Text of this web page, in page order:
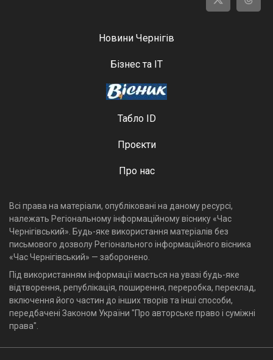
Новини Чернігів
Бізнес та ІТ
Табло ID
Проєкти
Про нас
Всі права на матеріали, опубліковані на даному ресурсі,
належать Регіональному інформаційному віснику «Час
Чернігівський». Будь-яке використання матеріалів без
письмового дозволу Регіонального інформаційного вісника
«Час Чернігівський» — заборонено.
Під використанням інформації мається на увазі будь-яке
відтворення, републікація, поширення, переробка, переклад,
включення його частин до інших творів та інші способи,
передбачені Законом України "Про авторське право і суміжні
права".